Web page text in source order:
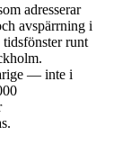
adresserar
avspärrning i
runt
— inte i